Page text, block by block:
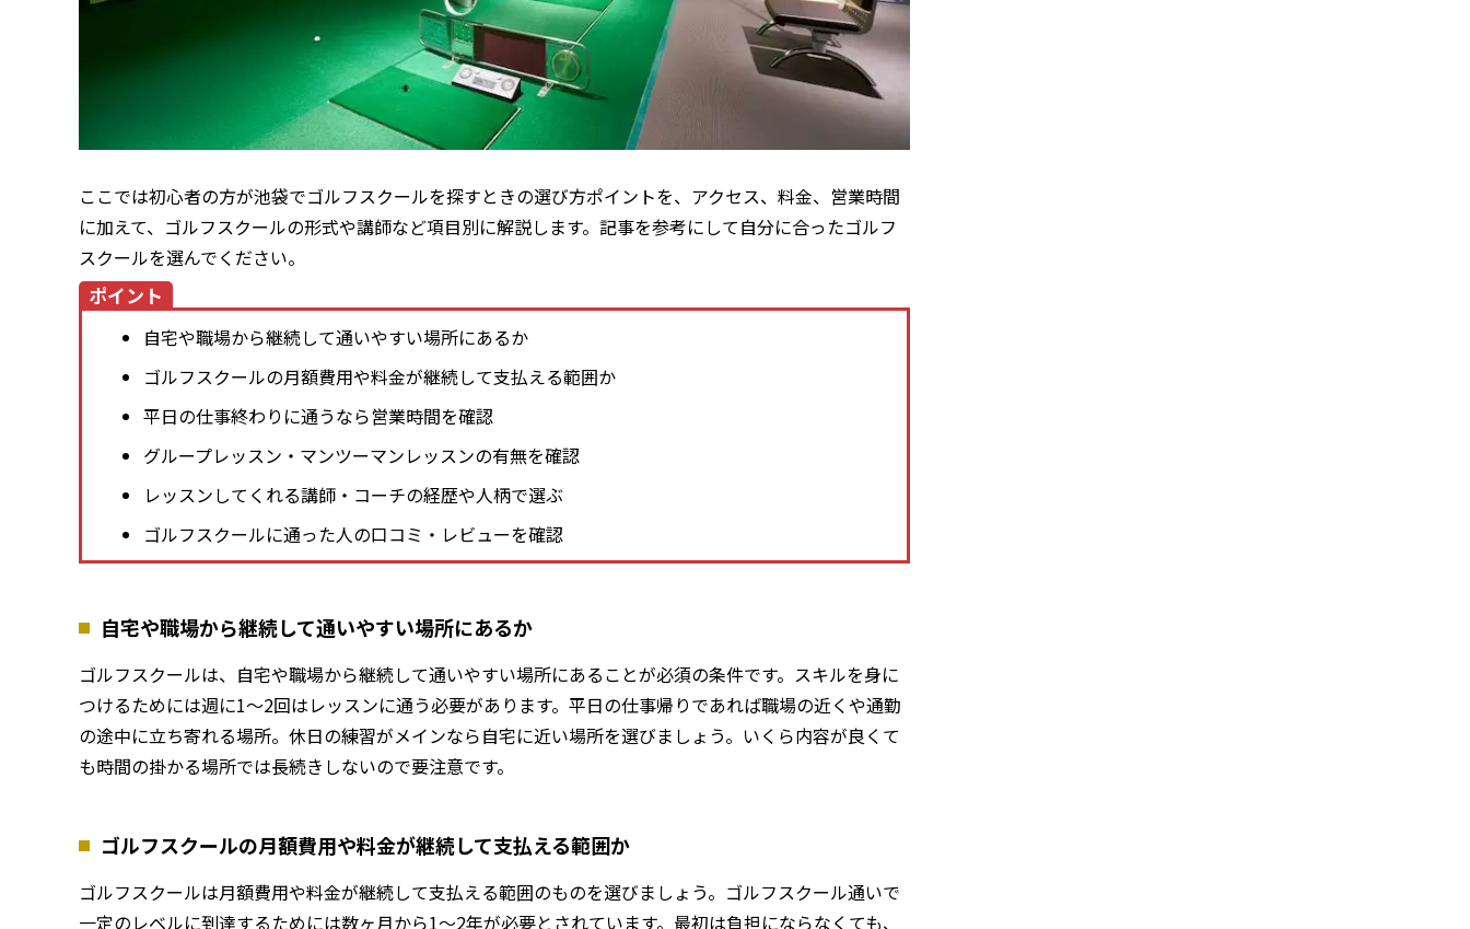
ここでは初心者の方が池袋でゴルフスクールを探すときの選び方ポイントを、アクセス、料金、営業時間
に加えて、ゴルフスクールの形式や講師など項目別に解説します。記事を参考にして自分に合ったゴルフ
スクールを選んでください。
ポイント
自宅や職場から継続して通いやすい場所にあるか
ゴルフスクールの月額費用や料金が継続して支払える範囲か
平日の仕事終わりに通うなら営業時間を確認
グループレッスン・マンツーマンレッスンの有無を確認
レッスンしてくれる講師・コーチの経歴や人柄で選ぶ
ゴルフスクールに通った人の口コミ・レビューを確認
自宅や職場から継続して通いやすい場所にあるか
ゴルフスクールは、自宅や職場から継続して通いやすい場所にあることが必須の条件です。スキルを身に
つけるためには週に1〜2回はレッスンに通う必要があります。平日の仕事帰りであれば職場の近くや通勤
の途中に立ち寄れる場所。休日の練習がメインなら自宅に近い場所を選びましょう。いくら内容が良くて
も時間の掛かる場所では長続きしないので要注意です。
ゴルフスクールの月額費用や料金が継続して支払える範囲か
ゴルフスクールは月額費用や料金が継続して支払える範囲のものを選びましょう。ゴルフスクール通いで
一定のレベルに到達するためには数ヶ月から1〜2年が必要とされています。最初は負担にならなくても、